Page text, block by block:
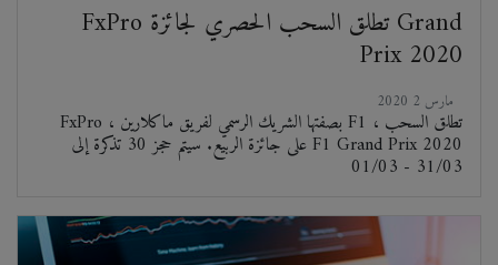
FxPro تطلق السحب الحصري لجائزة Grand
Prix 2020
FxPro ، بصفتها الشريك الرسمي لفريق ماكلارين F1 ، تطلق السحب
على جائزة الربيع. سيتم حجز 30 تذكرة إلى F1 Grand Prix 2020
01/03 - 31/03